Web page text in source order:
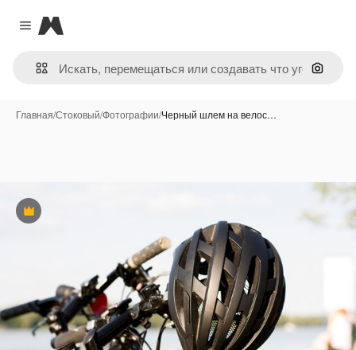
Close menu
Magnific
Поиск
Главная/Стоковый/Фотографии/Черный шлем на велос…
Премиум